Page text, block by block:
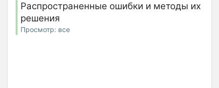
Распространенные ошибки и методы их
решения
Просмотр: все